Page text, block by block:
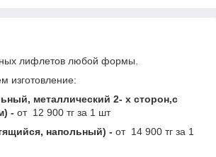
лифлетов любой формы.
изготовление:
металлический 2- х сторон,с
- от 12 900 тг за 1 шт
напольный) - от 14 900 тг за 1